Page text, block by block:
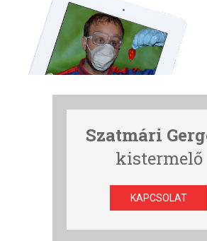
Szatmári
kistermelő
KAPCSOLAT